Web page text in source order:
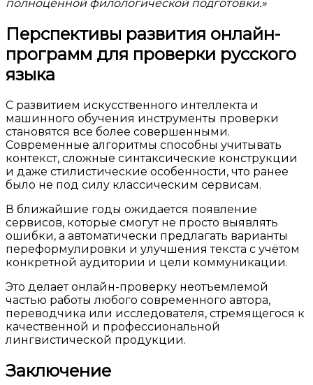
полноценной филологической подготовки.»
Перспективы развития онлайн-
программ для проверки русского
языка
С развитием искусственного интеллекта и
машинного обучения инструменты проверки
становятся все более совершенными.
Современные алгоритмы способны учитывать
контекст, сложные синтаксические конструкции
и даже стилистические особенности, что ранее
было не под силу классическим сервисам.
В ближайшие годы ожидается появление
сервисов, которые смогут не просто выявлять
ошибки, а автоматически предлагать варианты
переформулировки и улучшения текста с учётом
конкретной аудитории и цели коммуникации.
Это делает онлайн-проверку неотъемлемой
частью работы любого современного автора,
переводчика или исследователя, стремящегося к
качественной и профессиональной
лингвистической продукции.
Заключение